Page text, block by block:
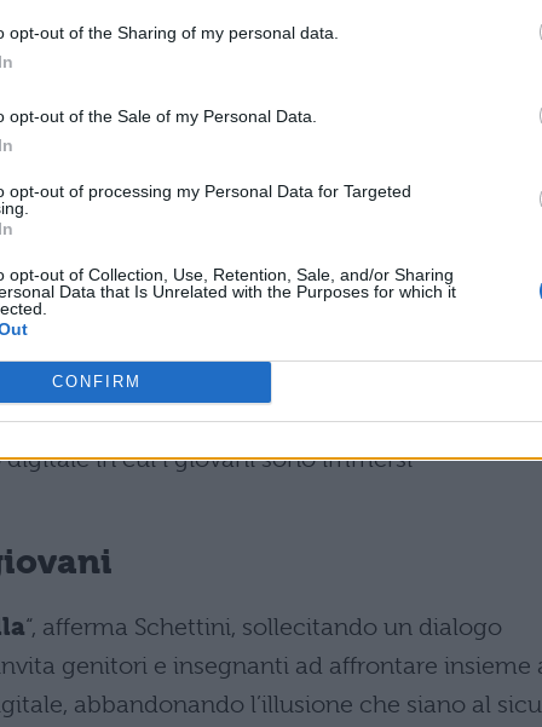
opt-out of the Sharing of my personal data.
opt-out of the Sale of my Personal Data.
opt-out of processing my Personal Data for Targeted
opt-out of Collection, Use, Retention, Sale, and/or Sharing
Data that Is Unrelated with the Purposes for which it
CONFIRM
che Schettini sottolinea con forza:
è diventato predominante
dalla scuola e dalle amicizie, oggi c’è
social”, afferma il docente con
in un contesto educativo che fatica ad
istituzione
i loro interessi e bisogni reali. Il contrasto è
scena della serie dove un poliziotto osserva
quei ragazzi stiano imparando qualcosa là
chiusi in un recinto, che scalciano solo per
mette in luce il divario crescente tra metodi
in cui i giovani sono immersi
“, afferma Schettini, sollecitando un dialogo
genitori e insegnanti ad affrontare insieme
abbandonando l’illusione che siano al